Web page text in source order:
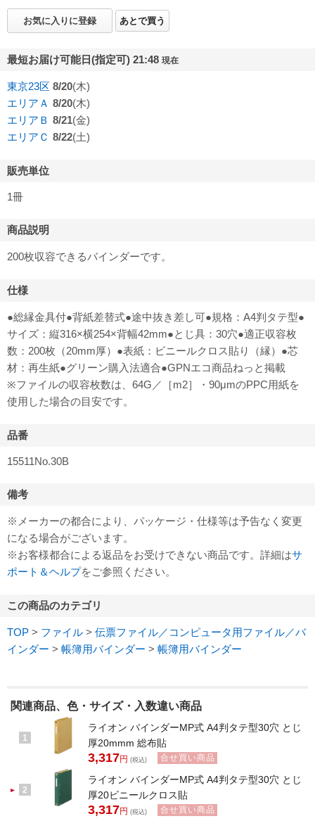
お気に入りに登録 あとで買う
最短お届け可能日(指定可) 21:48 現在
東京23区 8/20(木)
エリアＡ 8/20(木)
エリアＢ 8/21(金)
エリアＣ 8/22(土)
販売単位
1冊
商品説明
200枚収容できるバインダーです。
仕様
●総縁金具付●背紙差替式●途中抜き差し可●規格：A4判タテ型●
サイズ：縦316×横254×背幅42mm●とじ具：30穴●適正収容枚
数：200枚（20mm厚）●表紙：ビニールクロス貼り（縁）●芯
材：再生紙●グリーン購入法適合●GPNエコ商品ねっと掲載
※ファイルの収容枚数は、64G／［m2］・90μmのPPC用紙を
使用した場合の目安です。
品番
15511No.30B
備考
※メーカーの都合により、パッケージ・仕様等は予告なく変更
になる場合がございます。
※お客様都合による返品をお受けできない商品です。詳細はサ
ポート＆ヘルプをご参照ください。
この商品のカテゴリ
TOP > ファイル > 伝票ファイル／コンピュータ用ファイル／バ
インダー > 帳簿用バインダー > 帳簿用バインダー
関連商品、色・サイズ・入数違い商品
1
ライオン バインダーMP式 A4判タテ型30穴 とじ
厚20mmm 総布貼
3,317円 (税込) 合せ買い商品
2
ライオン バインダーMP式 A4判タテ型30穴 とじ
厚20ビニールクロス貼
3,317円 (税込) 合せ買い商品